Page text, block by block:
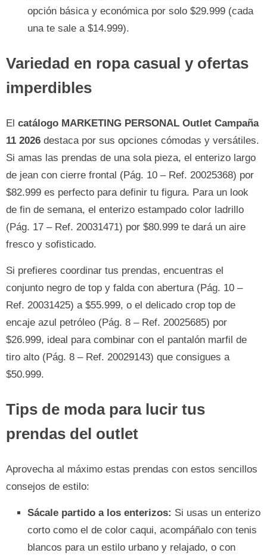
opción básica y económica por solo $29.999 (cada
una te sale a $14.999).
Variedad en ropa casual y ofertas
imperdibles
El catálogo MARKETING PERSONAL Outlet Campaña
11 2026 destaca por sus opciones cómodas y versátiles.
Si amas las prendas de una sola pieza, el enterizo largo
de jean con cierre frontal (Pág. 10 – Ref. 20025368) por
$82.999 es perfecto para definir tu figura. Para un look
de fin de semana, el enterizo estampado color ladrillo
(Pág. 17 – Ref. 20031471) por $80.999 te dará un aire
fresco y sofisticado.
Si prefieres coordinar tus prendas, encuentras el
conjunto negro de top y falda con abertura (Pág. 10 –
Ref. 20031425) a $55.999, o el delicado crop top de
encaje azul petróleo (Pág. 8 – Ref. 20025685) por
$26.999, ideal para combinar con el pantalón marfil de
tiro alto (Pág. 8 – Ref. 20029143) que consigues a
$50.999.
Tips de moda para lucir tus
prendas del outlet
Aprovecha al máximo estas prendas con estos sencillos
consejos de estilo:
Sácale partido a los enterizos: Si usas un enterizo
corto como el de color caqui, acompáñalo con tenis
blancos para un estilo urbano y relajado, o con